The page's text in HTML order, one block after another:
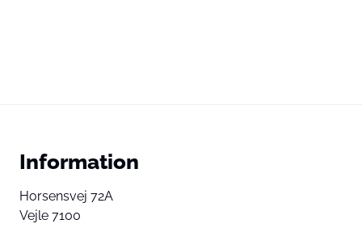
Information
Horsensvej 72A
Vejle 7100